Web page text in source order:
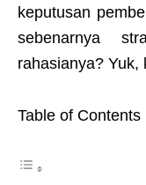
keputusan
sebenarnya
rahasianya? Yuk,
Table of Contents